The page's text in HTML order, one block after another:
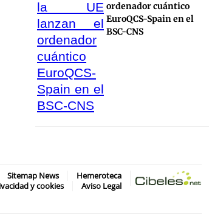
ordenador cuántico
EuroQCS-Spain en el
BSC-CNS
Sitemap News
Hemeroteca
y cookies
Aviso Legal